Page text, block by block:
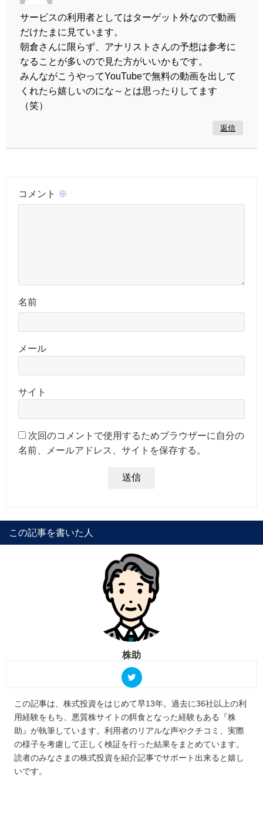
サービスの利用者としてはターゲット外なので動画
だけたまに見ています。
朝倉さんに限らず、アナリストさんの予想は参考に
なることが多いので見た方がいいかもです。
みんながこうやってYouTubeで無料の動画を出して
くれたら嬉しいのにな～とは思ったりしてます
（笑）
返信
コメント ※
名前
メール
サイト
次回のコメントで使用するためブラウザーに自分の
名前、メールアドレス、サイトを保存する。
この記事を書いた人
株助
この記事は、株式投資をはじめて早13年。過去に36社以上の利
用経験をもち、悪質株サイトの餌食となった経験もある『株
助』が執筆しています。利用者のリアルな声やクチコミ、実際
の様子を考慮して正しく検証を行った結果をまとめています。
読者のみなさまの株式投資を紹介記事でサポート出来ると嬉し
いです。